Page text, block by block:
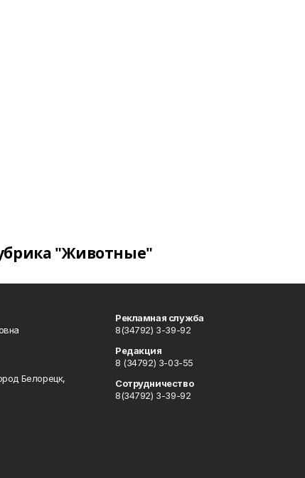
"Животные"
Белорецк,
Рекламная служба
8(34792) 3-39-92
Редакция
8 (34792) 3-03-55
Сотрудничество
8(34792) 3-39-92